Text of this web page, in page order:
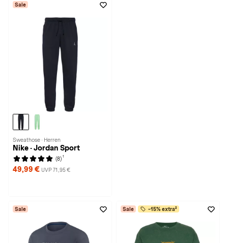
Sale
Sweathose · Herren
Nike · Jordan Sport
(8) 1
49,99 € UVP 71,95 €
Sale Sale -15% extra²